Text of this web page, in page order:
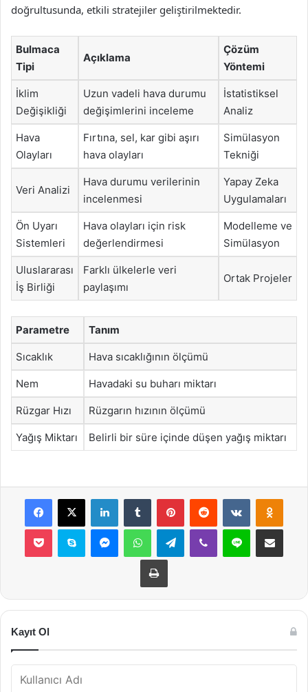
doğrultusunda, etkili stratejiler geliştirilmektedir.
Bulmaca
Tipi
Açıklama
Çözüm
Yöntemi
İklim
Değişikliği
Uzun vadeli hava durumu
değişimlerini inceleme
İstatistiksel
Analiz
Hava
Olayları
Fırtına, sel, kar gibi aşırı
hava olayları
Simülasyon
Tekniği
Veri Analizi
Hava durumu verilerinin
incelenmesi
Yapay Zeka
Uygulamaları
Ön Uyarı
Sistemleri
Hava olayları için risk
değerlendirmesi
Modelleme ve
Simülasyon
Uluslararası
İş Birliği
Farklı ülkelerle veri
paylaşımı
Ortak Projeler
Parametre Tanım
Sıcaklık Hava sıcaklığının ölçümü
Nem Havadaki su buharı miktarı
Rüzgar Hızı Rüzgarın hızının ölçümü
Yağış Miktarı Belirli bir süre içinde düşen yağış miktarı
Facebook
X LinkedInTumblr PinterestReddit VKontakte
Pocket Skype MessengerWhatsAppTelegramViber Line E-Posta ile
Yazdır
Kayıt Ol